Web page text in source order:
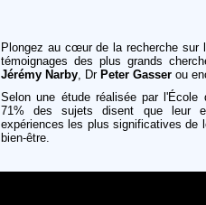
Plongez au cœur de la recherche sur
témoignages des plus grands
Jérémy Narby, Dr Peter Gasser ou
Selon une étude réalisée par l'École
71% des sujets disent que leur
expériences les plus significatives de
bien-être.